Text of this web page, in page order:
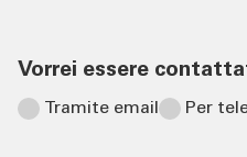
Vorrei essere
Tramite email Per